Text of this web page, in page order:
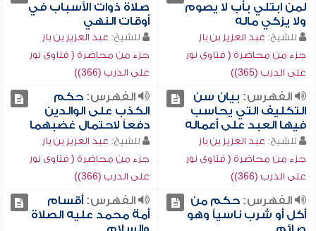
لمن ابتلي بأب لا يصوم
ولا يزكي ماله
للشيخ: عبد العزيز بن باز
جزء من محاضرة ( فتاوى نور
على الدرب (365))
صلاة ذوات الأسباب في
أوقات النهي
للشيخ: عبد العزيز بن باز
جزء من محاضرة ( فتاوى نور
على الدرب (366))
الفهرس: بيان سن
التكليف التي يحاسب
فيها العبد على أعماله
للشيخ: عبد العزيز بن باز
جزء من محاضرة ( فتاوى نور
على الدرب (366))
الفهرس:حكم
الكذب على الوالدين
دفعاً لاحتمال غضبهما
للشيخ: عبد العزيز بن باز
جزء من محاضرة ( فتاوى نور
على الدرب (366))
الفهرس:حكم من
أكل أو شرب ناسياً وهو
الفهرس:أقسام
أمة محمد عليه الصلاة